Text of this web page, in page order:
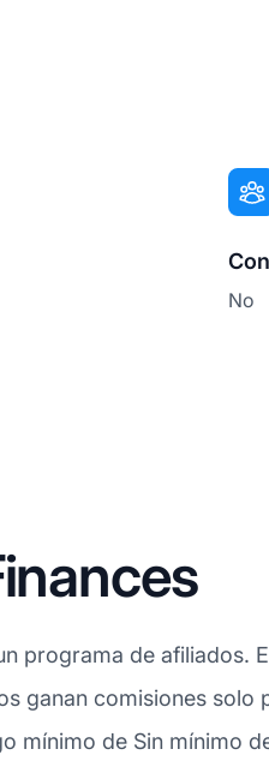
No
programa de afiliados.
ganan comisiones solo
mínimo de Sin mínimo